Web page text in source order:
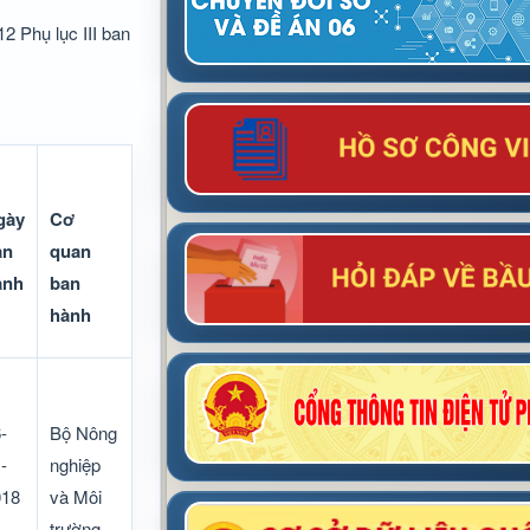
Phụ lục III ban
Cơ
quan
ban
hành
Bộ Nông
nghiệp
và Môi